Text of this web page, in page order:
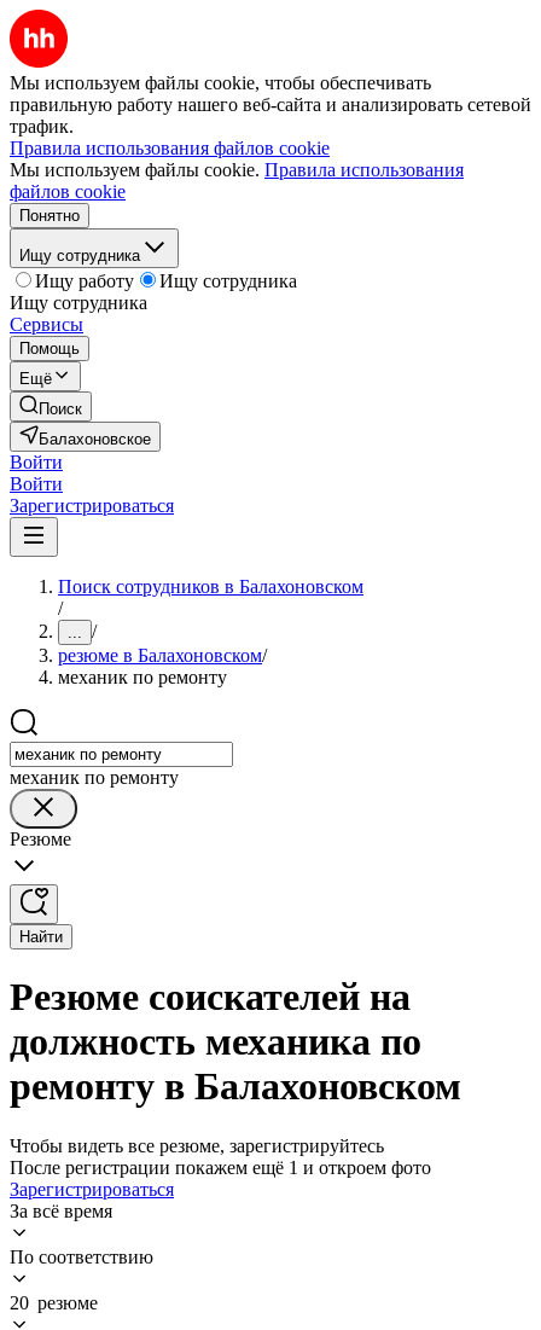
Мы используем файлы cookie, чтобы обеспечивать
правильную работу нашего веб-сайта и анализировать сетевой
трафик.
Правила использования файлов cookie
Мы используем файлы cookie. Правила использования
файлов cookie
Понятно
Ищу сотрудника
Ищу работу
Ищу сотрудника
Ищу сотрудника
Сервисы
Помощь
Ещё
Поиск
Балахоновское
Войти
Войти
Зарегистрироваться
Поиск сотрудников в Балахоновском
/
... /
резюме в Балахоновском/
механик по ремонту
механик по ремонту
Резюме
Найти
Резюме соискателей на
должность механика по
ремонту в Балахоновском
Чтобы видеть все резюме, зарегистрируйтесь
После регистрации покажем ещё 1 и откроем фото
Зарегистрироваться
За всё время
По соответствию
20 резюме